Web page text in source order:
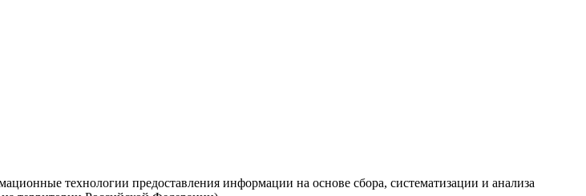
технологии предоставления информации на основе сбора, систематизации и анализа